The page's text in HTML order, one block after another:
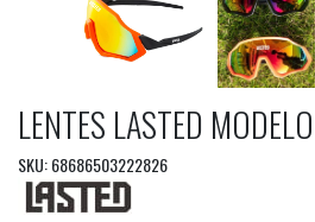
LENTES LASTED
SKU: 68686503222826